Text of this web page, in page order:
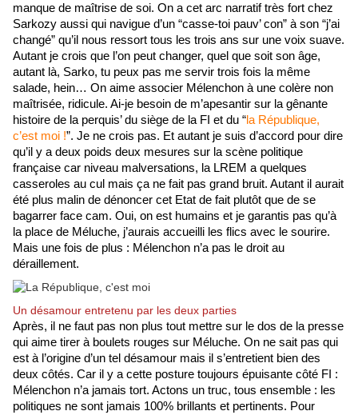
manque de maîtrise de soi. On a cet arc narratif très fort chez
Sarkozy aussi qui navigue d’un “casse-toi pauv’ con” à son “j’ai
changé” qu’il nous ressort tous les trois ans sur une voix suave.
Autant je crois que l’on peut changer, quel que soit son âge,
autant là, Sarko, tu peux pas me servir trois fois la même
salade, hein… On aime associer Mélenchon à une colère non
maîtrisée, ridicule. Ai-je besoin de m’apesantir sur la gênante
histoire de la perquis’ du siège de la FI et du “la République,
c’est moi !”. Je ne crois pas. Et autant je suis d’accord pour dire
qu’il y a deux poids deux mesures sur la scène politique
française car niveau malversations, la LREM a quelques
casseroles au cul mais ça ne fait pas grand bruit. Autant il aurait
été plus malin de dénoncer cet Etat de fait plutôt que de se
bagarrer face cam. Oui, on est humains et je garantis pas qu’à
la place de Méluche, j’aurais accueilli les flics avec le sourire.
Mais une fois de plus : Mélenchon n’a pas le droit au
déraillement.
Un désamour entretenu par les deux parties
Après, il ne faut pas non plus tout mettre sur le dos de la presse
qui aime tirer à boulets rouges sur Méluche. On ne sait pas qui
est à l’origine d’un tel désamour mais il s’entretient bien des
deux côtés. Car il y a cette posture toujours épuisante côté FI :
Mélenchon n’a jamais tort. Actons un truc, tous ensemble : les
politiques ne sont jamais 100% brillants et pertinents. Pour